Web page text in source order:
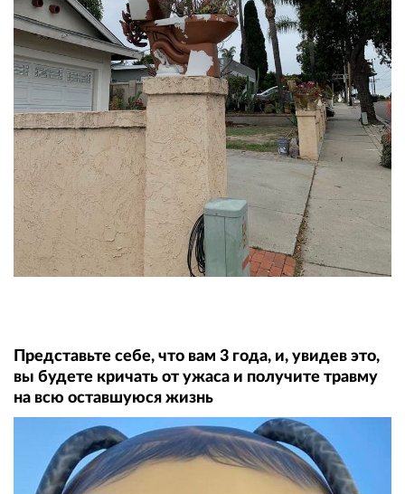
Представьте себе, что вам 3 года, и, увидев это,
вы будете кричать от ужаса и получите травму
на всю оставшуюся жизнь